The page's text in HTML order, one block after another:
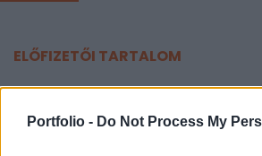
Portfolio - Do Not Process My
ELŐFIZETŐI TARTALOM
Nagy nap jöhet a
erre figyel most a